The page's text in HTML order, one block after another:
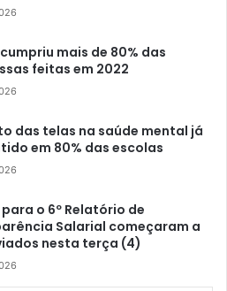
mais de 80% das
feitas em 2022
das telas na saúde mental já
em 80% das escolas
o 6º Relatório de
Salarial começaram a
nesta terça (4)